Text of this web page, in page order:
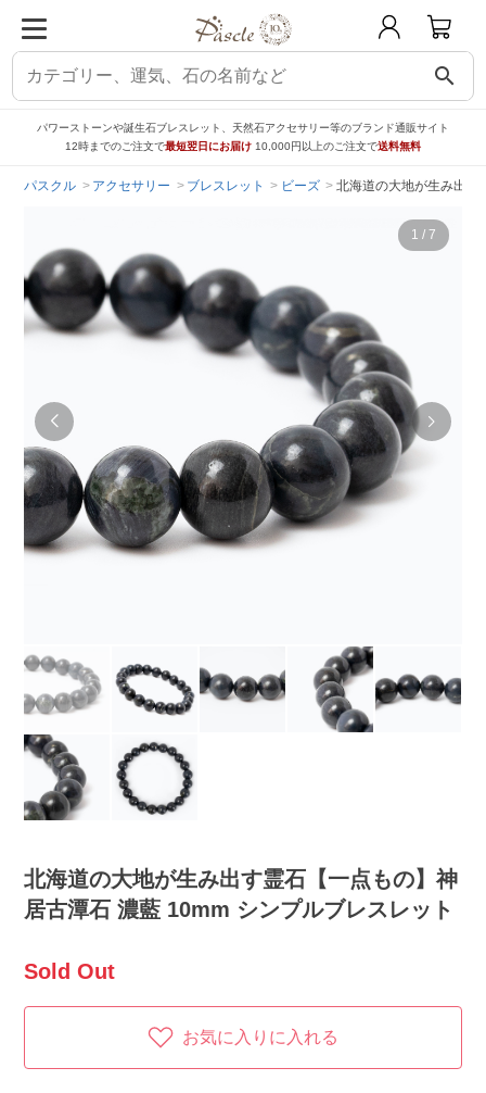
search
パワーストーンや誕生石ブレスレット、天然石アクセサリー等のブランド通販サイト
12時までのご注文で最短翌日にお届け 10,000円以上のご注文で送料無料
パスクル アクセサリー ブレスレット ビーズ 北海道の大地が生み出す
1 / 7
北海道の大地が生み出す霊石【一点もの】神
居古潭石 濃藍 10mm シンプルブレスレット
Sold Out
お気に入りに入れる